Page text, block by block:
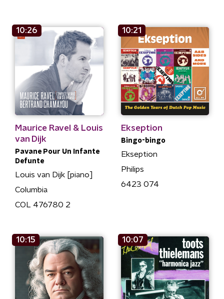
10:26
Maurice Ravel & Louis
van Dijk
Pavane Pour Un Infante
Defunte
Louis van Dijk [piano]
Columbia
COL 476780 2
10:21
Ekseption
Bingo-bingo
Ekseption
Philips
6423 074
10:15 10:07